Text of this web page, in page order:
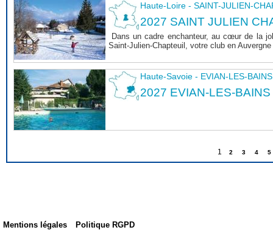
Haute-Loire - SAINT-JULIEN-
2027 SAINT JULIEN
Dans un cadre enchanteur, au cœur de la
Saint-Julien-Chapteuil, votre club en
Haute-Savoie - EVIAN-LES-BAINS
2027 EVIAN-LES-BAINS
1 2 3 4 5
Mentions légales Politique RGPD